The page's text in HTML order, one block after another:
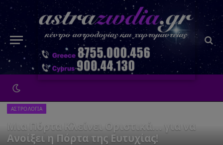
ΑΣΤΡΟΛΟΓΙΑ
Μια Πόρτα Κλείνει Οριστικά… για να
Ανοίξει η Πόρτα της Ευτυχίας!